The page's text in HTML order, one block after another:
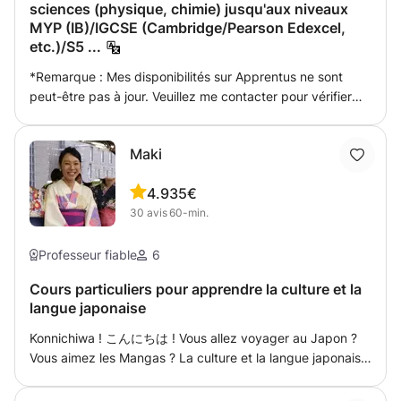
prises durant la semaine et liées à vos émotions : actions
entreprises à partir des suggestions de la semaine
précédente ; pensées ; ressentis : ce qui a fonctionné ou
pas / correspondait ou pas à vos attentes. L’occasion
également d’encore mieux vous connaitre pour davantage
défis / blocages émotionnels du moment 2) En se basant
sur les conclusion de la première partie, une proposition
de deux à trois sous-problématiques du jour à traiter
pendant la séance (sous-problématiques construites à
partir de votre problématique de départ) : pour y
répondre, pour chacune d'entre elles, une série de dix à
quinze réflexions / actions pragmatiques vous seront
cette solution mais cela ne me convient pas » ou « je n’y
crois pas vraiment » : on passe à la suggestion d’après - «
réfléchir » : on se fixe comme objectif d’essayer dès que
l’occasion se présente, d’ici la séance prochaine
Concrètement, une séance = une réflexion mais surtout
mon cours !
de blog, de bannières publicitaires et de newsletters (...)
de façon percutante et optimale. Choisir les termes
adéquats et les mettre en forme dans le but de faire
passer une idée, un message, de la façon la plus
pertinente, efficace et persuasive possible. Ainsi,
entreprise ... afin de la promouvoir et qu’elle puisse
gagner en visibilité ? C’est pourquoi, pour vous aider
d’une part, à créer des messages forts, attrayants et
synthétiques mais aussi d’autre part, vous apprendre à le
faire par vous-même, il s’agira de comprendre
précisément votre besoin, votre produit, votre stratégie,
être suffisamment créatif pour capter l’attention de votre
public et donner envie aux lecteurs. Avec des écrits
votre notoriété et atteindre vos objectifs (...) permet de
faire de s’inscrire durablement dans le temps. Car gardez
toujours à l’esprit que l’écrit reste. Élaborer votre
sciences (physique, chimie) jusqu'aux niveaux
MYP (IB)/IGCSE (Cambridge/Pearson Edexcel,
etc.)/S5 ...
*Remarque : Mes disponibilités sur Apprentus ne sont
peut-être pas à jour. Veuillez me contacter pour vérifier
d'expérience dans l'enseignement des mathématiques
jusqu'au premier cycle. J'ai également plus de 9 ans
d'expérience dans l'enseignement et l'animation de tests
standardisés tels que le GRE et le SAT. Je peux vous aider
TOEFL) plus efficacement. Je propose des cours de
compris les étudiants de licence, les étudiants de l'IB
(Math SL et Math HL), les étudiants de niveau A, les
étudiants européens de niveau S6 et S7, les étudiants
GCSE et les étudiants IGCSE. Je dispense également des
étudiants jusqu'au niveau secondaire supérieur européen,
Maki
4.9
30 avis
35€
60-min.
Professeur fiable 6
Cours particuliers pour apprendre la culture et la
langue japonaise
Konnichiwa ! こんにちは ! Vous allez voyager au Japon ?
Vous aimez les Mangas ? La culture et la langue japonaise